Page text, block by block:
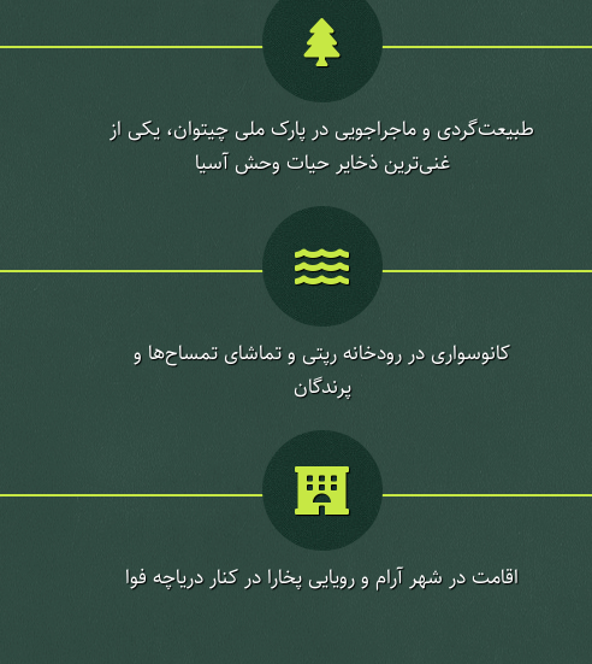
طبیعت‌گردی و ماجراجویی در پارک ملی چیتوان، یکی از
غنی‌ترین ذخایر حیات وحش آسیا
کانوسواری در رودخانه رپتی و تماشای تمساح‌ها و
پرندگان
اقامت در شهر آرام و رویایی پخارا در کنار دریاچه فوا